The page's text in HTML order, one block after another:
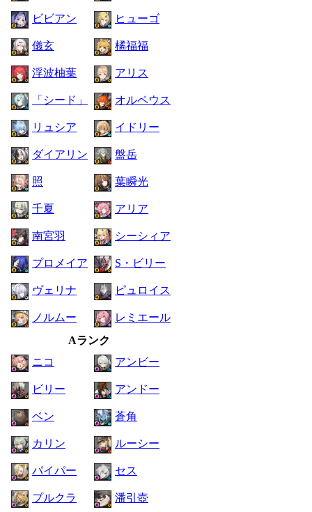
ビビアン ヒューゴ
儀玄 橘福福
浮波柚葉 アリス
「シード」 オルペウス
リュシア イドリー
ダイアリン 盤岳
照 葉瞬光
千夏 アリア
南宮羽 シーシィア
プロメイア S・ビリー
ヴェリナ ピュロイス
ノルムー
レミエール
Aランク
ニコ
アンビー
ビリー アンドー
ベン 蒼角
カリン ルーシー
パイパー セス
プルクラ 潘引壺